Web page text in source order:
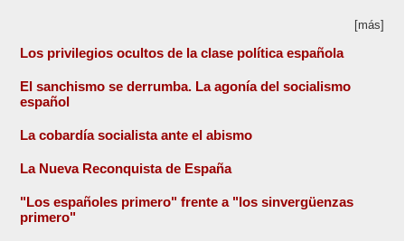
[más]
Los privilegios ocultos de la clase política española
El sanchismo se derrumba. La agonía del socialismo
español
La cobardía socialista ante el abismo
La Nueva Reconquista de España
"Los españoles primero" frente a "los sinvergüenzas
primero"